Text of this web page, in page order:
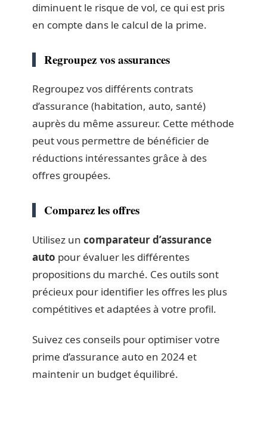
diminuent le risque de vol, ce qui est pris
en compte dans le calcul de la prime.
Regroupez vos assurances
Regroupez vos différents contrats
d’assurance (habitation, auto, santé)
auprès du même assureur. Cette méthode
peut vous permettre de bénéficier de
réductions intéressantes grâce à des
offres groupées.
Comparez les offres
Utilisez un comparateur d’assurance
auto pour évaluer les différentes
propositions du marché. Ces outils sont
précieux pour identifier les offres les plus
compétitives et adaptées à votre profil.
Suivez ces conseils pour optimiser votre
prime d’assurance auto en 2024 et
maintenir un budget équilibré.